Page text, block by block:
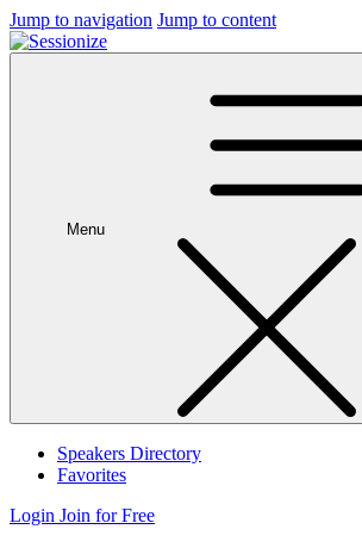
Jump to navigation Jump to content
Menu
Speakers Directory
Favorites
Login Join for Free